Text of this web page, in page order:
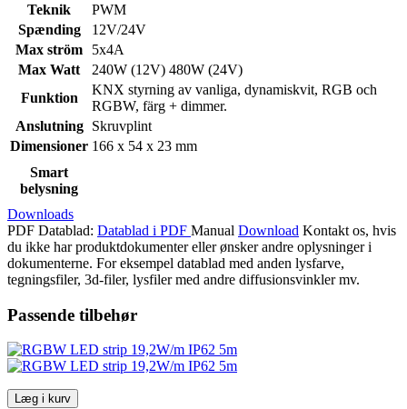
Teknik
PWM
Spænding
12V/24V
Max ström
5x4A
Max Watt
240W (12V) 480W (24V)
Funktion
KNX styrning av vanliga, dynamiskvit, RGB och
RGBW, färg + dimmer.
Anslutning
Skruvplint
Dimensioner 166 x 54 x 23 mm
Smart
belysning
Downloads
PDF Datablad: Datablad i PDF Manual Download Kontakt os, hvis
du ikke har produktdokumenter eller ønsker andre oplysninger i
dokumenterne. For eksempel datablad med anden lysfarve,
tegningsfiler, 3d-filer, lysfiler med andre diffusionsvinkler mv.
Passende tilbehør
Læg i kurv